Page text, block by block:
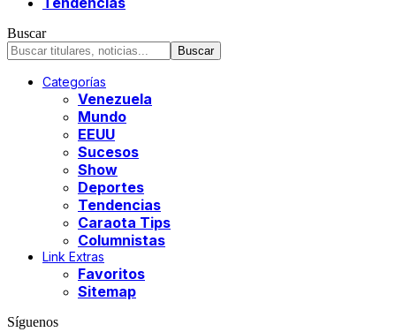
Buscar
Categorías
Venezuela
Mundo
EEUU
Sucesos
Show
Deportes
Tendencias
Caraota Tips
Columnistas
Link Extras
Favoritos
Sitemap
Síguenos